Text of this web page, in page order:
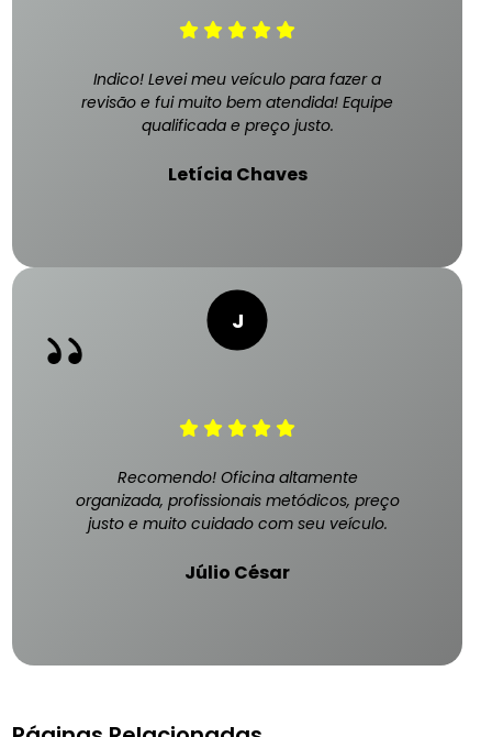
Indico! Levei meu veículo para fazer a
revisão e fui muito bem atendida! Equipe
qualificada e preço justo.
Letícia Chaves
Recomendo! Oficina altamente
organizada, profissionais metódicos, preço
justo e muito cuidado com seu veículo.
Júlio César